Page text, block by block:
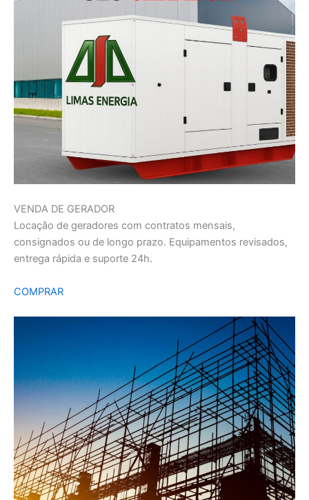
VENDA DE GERADOR
Locação de geradores com contratos mensais,
consignados ou de longo prazo. Equipamentos revisados,
entrega rápida e suporte 24h.
COMPRAR